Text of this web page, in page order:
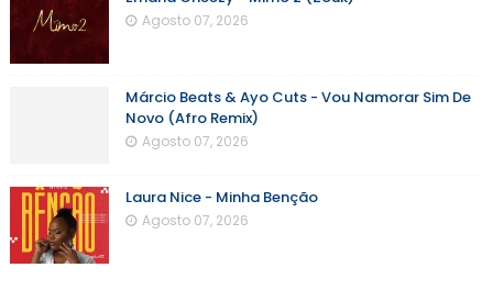
Agosto 07, 2026
Márcio Beats & Ayo Cuts - Vou Namorar Sim De
Novo (Afro Remix)
Agosto 07, 2026
Laura Nice - Minha Benção
Agosto 07, 2026